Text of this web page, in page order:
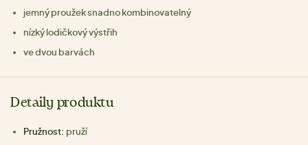
jemný proužek snadno kombinovatelný
nízký lodičkový výstřih
ve dvou barvách
Detaily produktu
Pružnost: pruží